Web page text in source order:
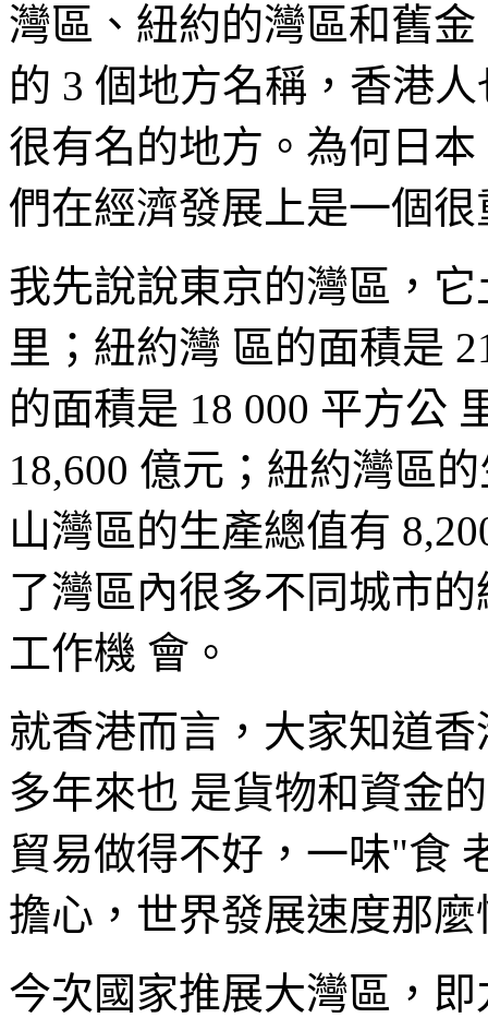
灣區、紐約的灣區和舊
的 3 個地方名稱，香港
很有名的地方。為何日
們在經濟發展上是一個
我先說說東京的灣區，
里；紐約灣 區的面積是
的面積是 18 000 平方公
18,600 億元；紐約灣區
山灣區的生產總值有
了灣區內很多不同城市
工作機 會。
就香港而言，大家知道
多年來也 是貨物和資金
貿易做得不好，一味"食
擔心，世界發展速度那
今次國家推展大灣區，